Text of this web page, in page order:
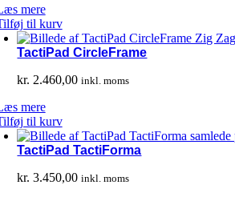
mere
til kurv
TactiPad CircleFrame
kr. 2.460,00 inkl. moms
mere
til kurv
TactiPad TactiForma
kr. 3.450,00 inkl. moms